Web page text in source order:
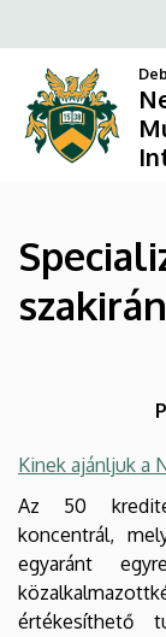
Nevelés-
Intézet
a
tartalomra
Kinek ajánljuk a
Az 50
koncentrál,
egyaránt
értékesíthető